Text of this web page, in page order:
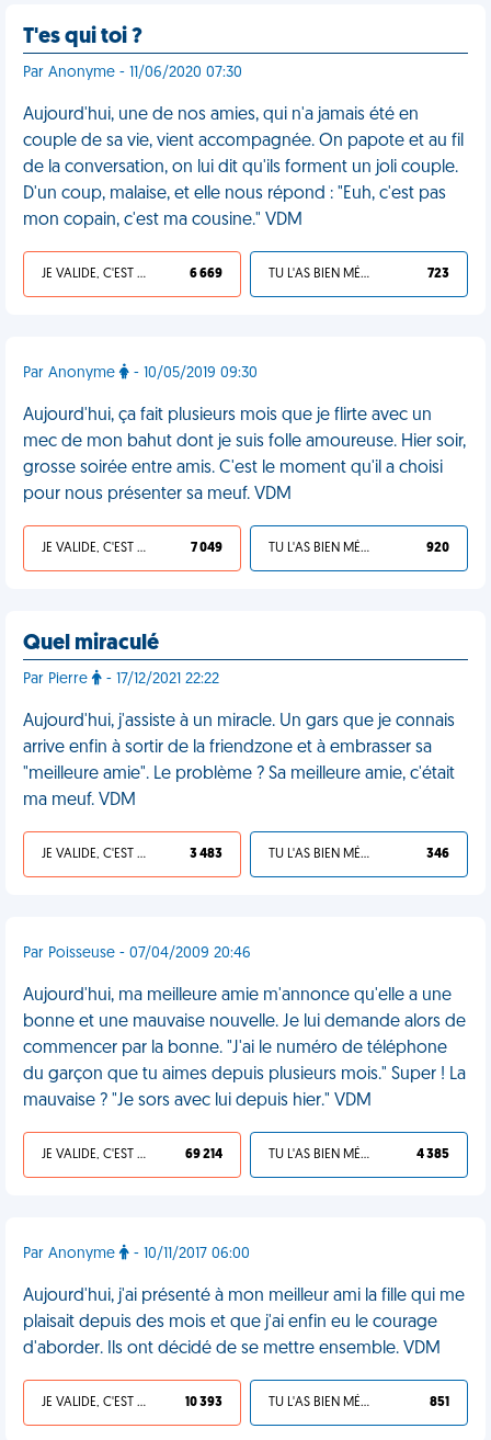
T'es qui toi ?
Par Anonyme - 11/06/2020 07:30
Aujourd'hui, une de nos amies, qui n'a jamais été en
couple de sa vie, vient accompagnée. On papote et au fil
de la conversation, on lui dit qu'ils forment un joli couple.
D'un coup, malaise, et elle nous répond : "Euh, c'est pas
mon copain, c'est ma cousine." VDM
JE VALIDE, C'EST UNE VDM 6 669 TU L'AS BIEN MÉRITÉ 723
Par Anonyme - 10/05/2019 09:30
Aujourd'hui, ça fait plusieurs mois que je flirte avec un
mec de mon bahut dont je suis folle amoureuse. Hier soir,
grosse soirée entre amis. C'est le moment qu'il a choisi
pour nous présenter sa meuf. VDM
JE VALIDE, C'EST UNE VDM 7 049 TU L'AS BIEN MÉRITÉ 920
Quel miraculé
Par Pierre - 17/12/2021 22:22
Aujourd'hui, j'assiste à un miracle. Un gars que je connais
arrive enfin à sortir de la friendzone et à embrasser sa
"meilleure amie". Le problème ? Sa meilleure amie, c'était
ma meuf. VDM
JE VALIDE, C'EST UNE VDM 3 483 TU L'AS BIEN MÉRITÉ 346
Par Poisseuse - 07/04/2009 20:46
Aujourd'hui, ma meilleure amie m'annonce qu'elle a une
bonne et une mauvaise nouvelle. Je lui demande alors de
commencer par la bonne. "J'ai le numéro de téléphone
du garçon que tu aimes depuis plusieurs mois." Super ! La
mauvaise ? "Je sors avec lui depuis hier." VDM
JE VALIDE, C'EST UNE VDM 69 214 TU L'AS BIEN MÉRITÉ 4 385
Par Anonyme - 10/11/2017 06:00
Aujourd'hui, j'ai présenté à mon meilleur ami la fille qui me
plaisait depuis des mois et que j'ai enfin eu le courage
d'aborder. Ils ont décidé de se mettre ensemble. VDM
JE VALIDE, C'EST UNE VDM 10 393 TU L'AS BIEN MÉRITÉ 851